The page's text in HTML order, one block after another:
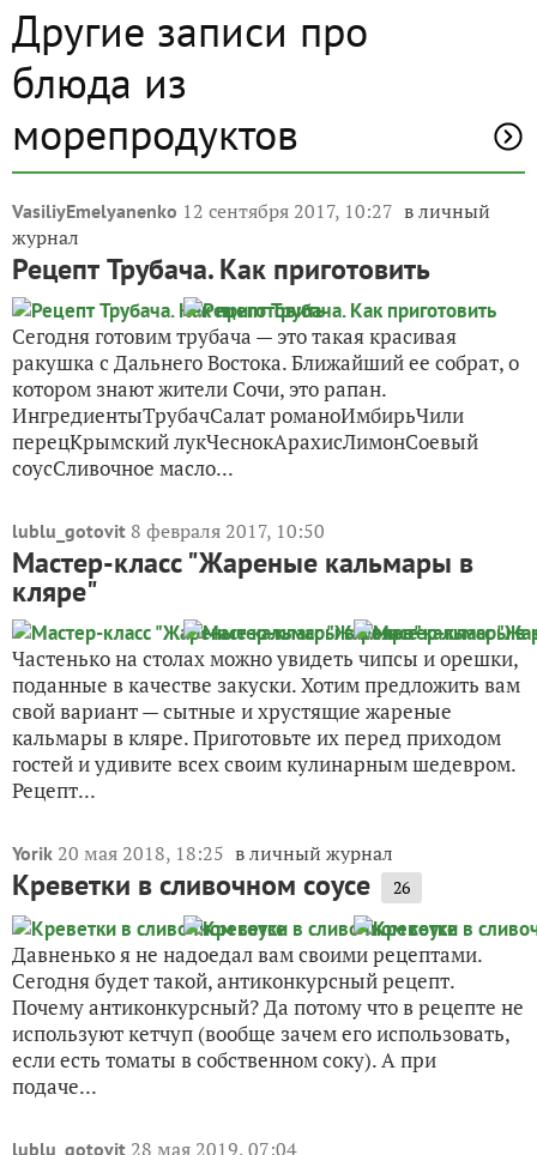
Другие записи про
блюда из
морепродуктов
VasiliyEmelyanenko 12 сентября 2017, 10:27 в личный
журнал
Рецепт Трубача. Как приготовить
Сегодня готовим трубача — это такая красивая
ракушка с Дальнего Востока. Ближайший ее собрат, о
котором знают жители Сочи, это рапан.
ИнгредиентыТрубачСалат романоИмбирьЧили
перецКрымский лукЧеснокАрахисЛимонСоевый
соусСливочное масло...
lublu_gotovit 8 февраля 2017, 10:50
Мастер-класс "Жареные кальмары в
кляре"
Частенько на столах можно увидеть чипсы и орешки,
поданные в качестве закуски. Хотим предложить вам
свой вариант — сытные и хрустящие жареные
кальмары в кляре. Приготовьте их перед приходом
гостей и удивите всех своим кулинарным шедевром.
Рецепт...
Yorik 20 мая 2018, 18:25 в личный журнал
Креветки в сливочном соусе 26
Давненько я не надоедал вам своими рецептами.
Сегодня будет такой, антиконкурсный рецепт.
Почему антиконкурсный? Да потому что в рецепте не
используют кетчуп (вообще зачем его использовать,
если есть томаты в собственном соку). А при
подаче...
lublu_gotovit 28 мая 2019, 07:04